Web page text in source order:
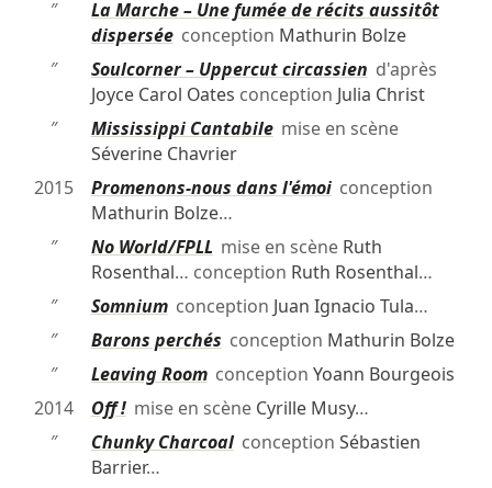
″
La Marche – Une fumée de récits aussitôt
disperséeconception Mathurin Bolze
″
Soulcorner – Uppercut circassien d'après
Joyce Carol Oates conception Julia Christ
″
Mississippi Cantabilemise en scène
Séverine Chavrier
2015
Promenons-nous dans l'émoiconception
Mathurin Bolze…
″
No World/FPLL mise en scène Ruth
Rosenthal… conception Ruth Rosenthal…
″
Somniumconception Juan Ignacio Tula…
″
Barons perchés conception Mathurin Bolze
″
Leaving Roomconception Yoann Bourgeois
2014
Off !mise en scène Cyrille Musy…
″
Chunky Charcoalconception Sébastien
Barrier…